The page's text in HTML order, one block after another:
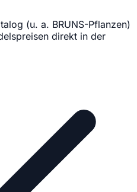
(u. a. BRUNS-Pflanzen)
direkt in der